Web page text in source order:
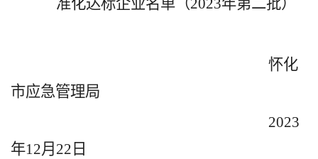
准化达标企业名单（2023年第二批）
怀化
市应急管理局
2023
年12月 22 日